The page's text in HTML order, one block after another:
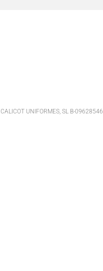
CALICOT UNIFORMES, SL B-09628546